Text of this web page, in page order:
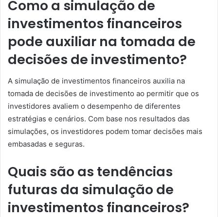
Como a simulação de
investimentos financeiros
pode auxiliar na tomada de
decisões de investimento?
A simulação de investimentos financeiros auxilia na
tomada de decisões de investimento ao permitir que os
investidores avaliem o desempenho de diferentes
estratégias e cenários. Com base nos resultados das
simulações, os investidores podem tomar decisões mais
embasadas e seguras.
Quais são as tendências
futuras da simulação de
investimentos financeiros?